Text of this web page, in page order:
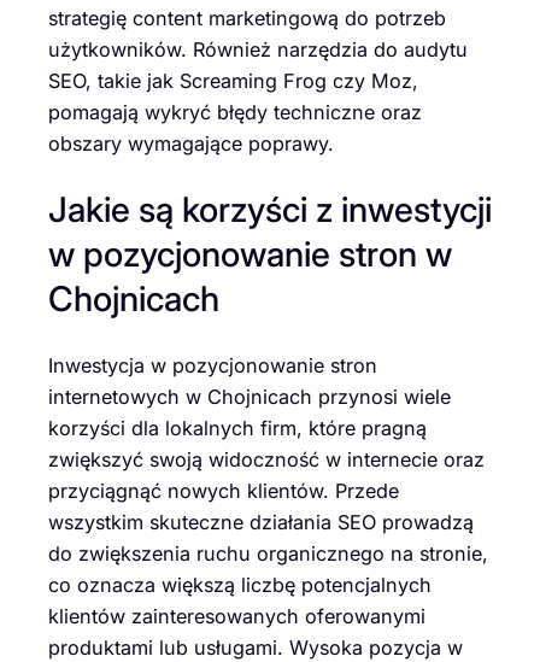
strategię content marketingową do potrzeb
użytkowników. Również narzędzia do audytu
SEO, takie jak Screaming Frog czy Moz,
pomagają wykryć błędy techniczne oraz
obszary wymagające poprawy.
Jakie są korzyści z inwestycji
w pozycjonowanie stron w
Chojnicach
Inwestycja w pozycjonowanie stron
internetowych w Chojnicach przynosi wiele
korzyści dla lokalnych firm, które pragną
zwiększyć swoją widoczność w internecie oraz
przyciągnąć nowych klientów. Przede
wszystkim skuteczne działania SEO prowadzą
do zwiększenia ruchu organicznego na stronie,
co oznacza większą liczbę potencjalnych
klientów zainteresowanych oferowanymi
produktami lub usługami. Wysoka pozycja w